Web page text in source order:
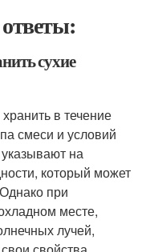
сухие
в течение
смеси и условий
на
который может
при
месте,
лучей,